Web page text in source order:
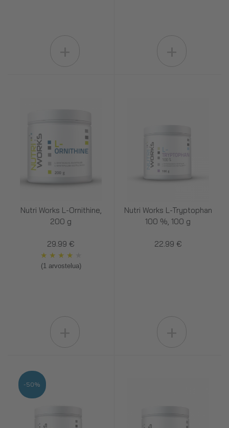
Nutri Works L-Ornithine,
200 g
29.99 €
★ ★ ★ ★
(1 arvostelua)
Nutri Works L-Tryptophan
100 %, 100 g
22.99 €
-50%